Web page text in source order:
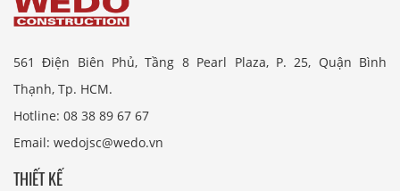
561 Điện Biên Phủ, Tầng 8 Pearl Plaza, P. 25, Quận Bình
Thạnh, Tp. HCM.
Hotline: 08 38 89 67 67
Email: wedojsc@wedo.vn
THIẾT KẾ